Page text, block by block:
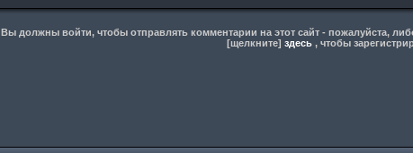
Вы должны войти, чтобы отправлять комментарии на этот сайт - пожалуйста,
[щелкните] здесь , чтобы